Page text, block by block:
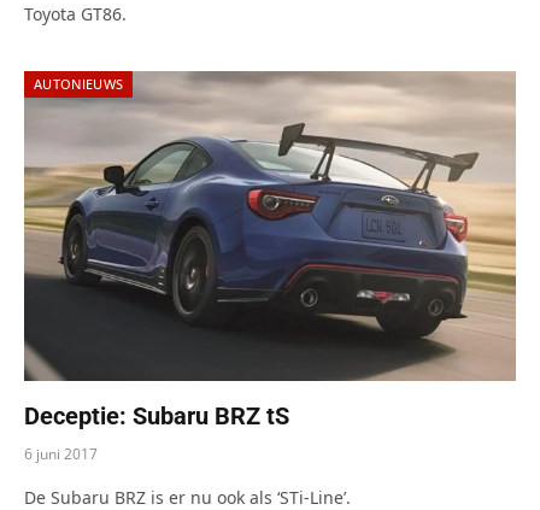
Toyota GT86.
AUTONIEUWS
Deceptie: Subaru BRZ tS
6 juni 2017
De Subaru BRZ is er nu ook als ‘STi-Line’.